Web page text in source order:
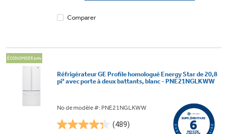
Comparer
ÉCONOMISER 24%
Réfrigérateur GE Profile homologué Energy Star de 20,8
pi³ avec porte à deux battants, blanc - PNE21NGLKWW
No de modèle #: PNE21NGLKWW
(489)
4.3